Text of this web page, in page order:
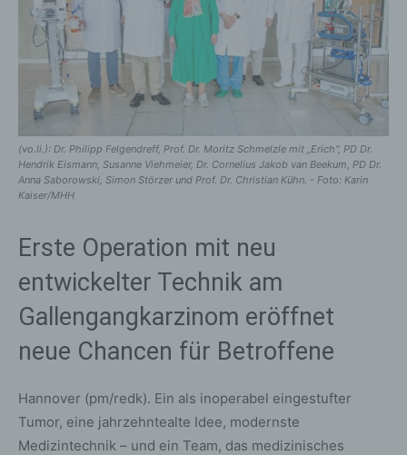
(vo.li.): Dr. Philipp Felgendreff, Prof. Dr. Moritz Schmelzle mit „Erich“, PD Dr.
Hendrik Eismann, Susanne Viehmeier, Dr. Cornelius Jakob van Beekum, PD Dr.
Anna Saborowski, Simon Störzer und Prof. Dr. Christian Kühn. - Foto: Karin
Kaiser/MHH
Erste Operation mit neu
entwickelter Technik am
Gallengangkarzinom eröffnet
neue Chancen für Betroffene
Hannover (pm/redk). Ein als inoperabel eingestufter
Tumor, eine jahrzehntealte Idee, modernste
Medizintechnik – und ein Team, das medizinisches